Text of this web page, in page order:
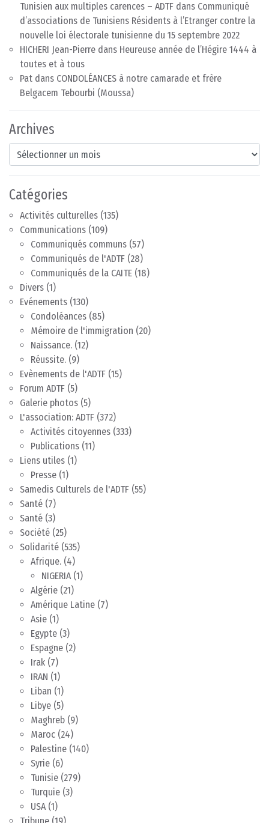
Tunisien aux multiples carences – ADTF dans Communiqué
d’associations de Tunisiens Résidents à l’Etranger contre la
nouvelle loi électorale tunisienne du 15 septembre 2022
HICHERI Jean-Pierre dans Heureuse année de l’Hégire 1444 à
toutes et à tous
Pat dans CONDOLÉANCES à notre camarade et frère
Belgacem Tebourbi (Moussa)
Archives
Archives
Catégories
Activités culturelles (135)
Communications (109)
Communiqués communs (57)
Communiqués de l'ADTF (28)
Communiqués de la CAITE (18)
Divers (1)
Evénements (130)
Condoléances (85)
Mémoire de l'immigration (20)
Naissance. (12)
Réussite. (9)
Evènements de l'ADTF (15)
Forum ADTF (5)
Galerie photos (5)
L'association: ADTF (372)
Activités citoyennes (333)
Publications (11)
Liens utiles (1)
Presse (1)
Samedis Culturels de l'ADTF (55)
Santé (7)
Santé (3)
Société (25)
Solidarité (535)
Afrique. (4)
NIGERIA(1)
Algérie (21)
Amérique Latine (7)
Asie (1)
Egypte (3)
Espagne (2)
Irak (7)
IRAN (1)
Liban (1)
Libye (5)
Maghreb (9)
Maroc (24)
Palestine (140)
Syrie (6)
Tunisie (279)
Turquie (3)
USA(1)